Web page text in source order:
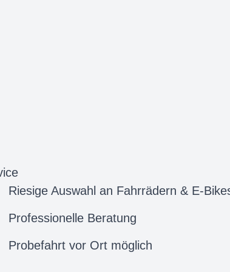
Riesige Auswahl an Fahrrädern & E-
Professionelle Beratung
Probefahrt vor Ort möglich